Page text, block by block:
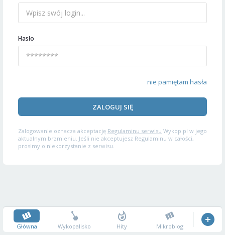
Hasło
nie pamiętam hasła
ZALOGUJ SIĘ
Zalogowanie oznacza akceptację Regulaminu serwisu Wykop.pl w jego
aktualnym brzmieniu. Jeśli nie akceptujesz Regulaminu w całości,
prosimy o niekorzystanie z serwisu.
Główna Wykopalisko Hity Mikroblog